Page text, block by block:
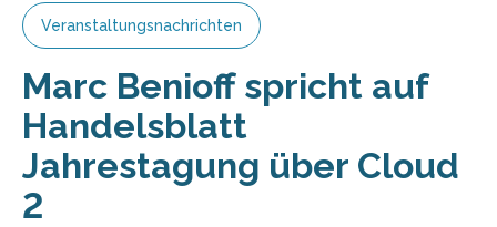
Veranstaltungsnachrichten
Marc Benioff spricht auf
Handelsblatt
Jahrestagung über Cloud
2